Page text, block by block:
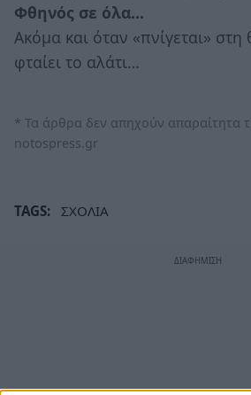
Φθηνός σε όλα…
Ακόμα και όταν «πνίγεται»
φταίει το αλάτι…
* Τα άρθρα δεν απηχούν απαραίτητα
notospress.gr
TAGS: ΣΧΟΛΙΑ